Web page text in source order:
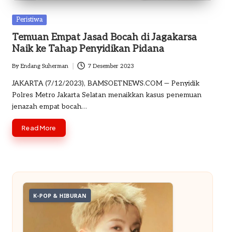
o
m
Posted
Peristiwa
Temuan Empat Jasad Bocah di Jagakarsa
Naik ke Tahap Penyidikan Pidana
Posted
by
By Endang Suherman 7 Desember 2023
JAKARTA (7/12/2023), BAMSOETNEWS.COM — Penyidik
Polres Metro Jakarta Selatan menaikkan kasus penemuan
jenazah empat bocah…
Read More
K-POP & HIBURAN